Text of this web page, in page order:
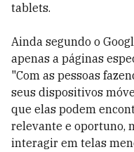
tablets.
Ainda segundo o
apenas a páginas
"Com as pessoas
seus dispositivos
que elas podem
relevante e oportuno,
interagir em telas